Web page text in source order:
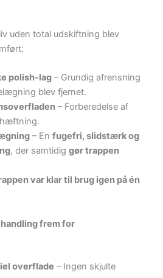
uden total udskiftning blev
polish-lag – Grundig afrensning
blev fjernet.
– Forberedelse af
– En fugefri, slidstærk og
, der samtidig gør trappen
var klar til brug igen på én
frem for
overflade – Ingen skjulte